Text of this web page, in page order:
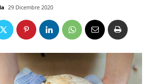
29 Dicembre 2020